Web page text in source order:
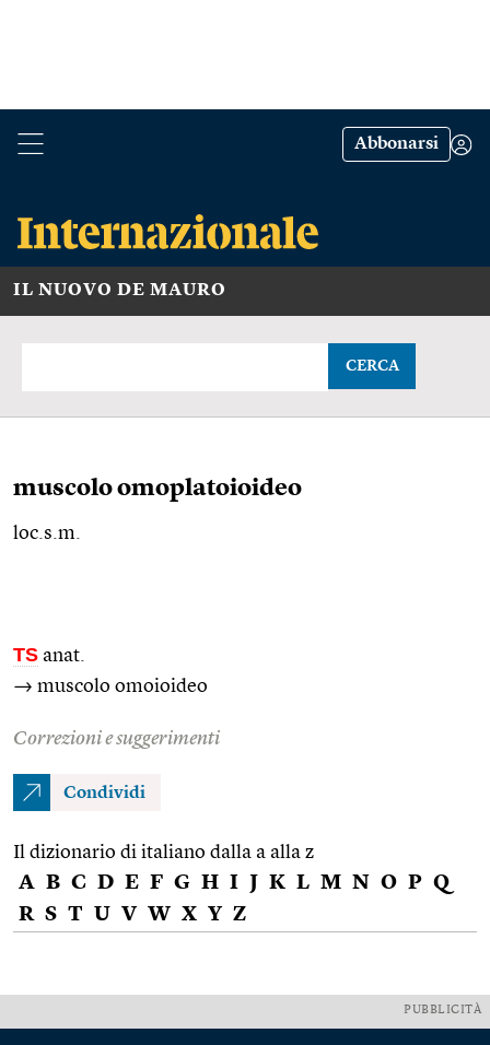
Abbonarsi
IL NUOVO DE MAURO
CERCA
muscolo omoplatoioideo
loc.s.m.
TS anat.
→ muscolo omoioideo
Correzioni e suggerimenti
Condividi
Il dizionario di italiano dalla a alla z
A B C D E F G H I J K L M N O P Q
R S T U V W X Y Z
PUBBLICITÀ